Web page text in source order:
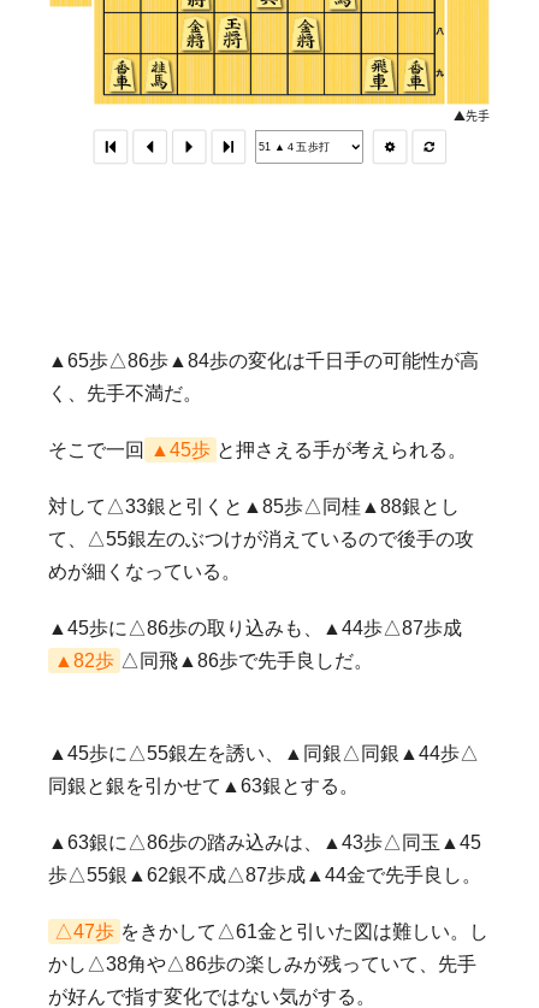
▲65歩△86歩▲84歩の変化は千日手の可能性が高
く、先手不満だ。
そこで一回 ▲45歩 と押さえる手が考えられる。
対して△33銀と引くと▲85歩△同桂▲88銀とし
て、△55銀左のぶつけが消えているので後手の攻
めが細くなっている。
▲45歩に△86歩の取り込みも、▲44歩△87歩成
▲82歩 △同飛▲86歩で先手良しだ。
▲45歩に△55銀左を誘い、▲同銀△同銀▲44歩△
同銀と銀を引かせて▲63銀とする。
▲63銀に△86歩の踏み込みは、▲43歩△同玉▲45
歩△55銀▲62銀不成△87歩成▲44金で先手良し。
△47歩 をきかして△61金と引いた図は難しい。し
かし△38角や△86歩の楽しみが残っていて、先手
が好んで指す変化ではない気がする。